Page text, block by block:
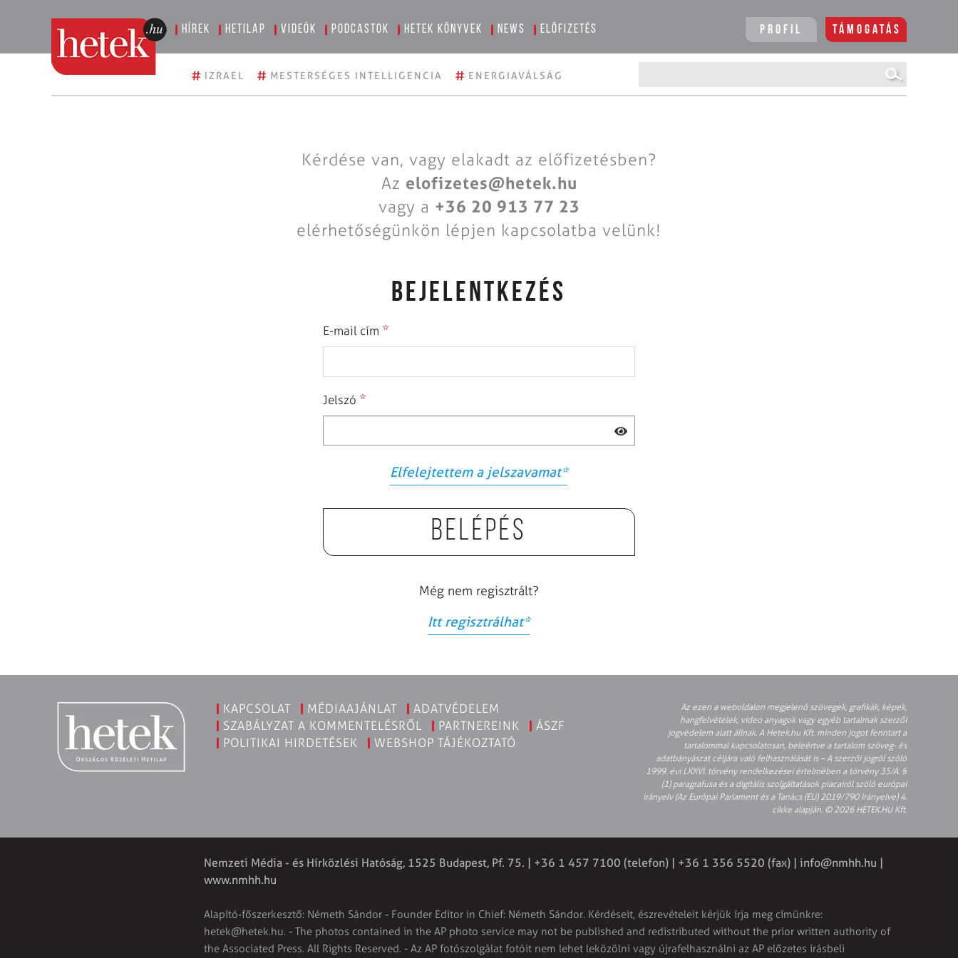
Hírek Hetilap Videók Podcastok Hetek könyvek News Előfizetés Profil Támogatás
# IZRAEL # MESTERSÉGES INTELLIGENCIA # ENERGIAVÁLSÁG
Kérdése van, vagy elakadt az előfizetésben?
Az elofizetes@hetek.hu
vagy a +36 20 913 77 23
elérhetőségünkön lépjen kapcsolatba velünk!
BEJELENTKEZÉS
E-mail cím *
Jelszó *
Elfelejtettem a jelszavamat*
Belépés
Még nem regisztrált?
Itt regisztrálhat*
KAPCSOLAT MÉDIAAJÁNLAT
ADATVÉDELEM
SZABÁLYZAT A KOMMENTELÉSRŐL
PARTNEREINK
ÁSZF
POLITIKAI HIRDETÉSEK
WEBSHOP TÁJÉKOZTATÓ
Az ezen a weboldalon megjelenő szövegek, grafikák, képek,
hangfelvételek, video anyagok vagy egyéb tartalmak szerzői
jogvédelem alatt állnak. A Hetek.hu Kft. minden jogot fenntart a
tartalommal kapcsolatosan, beleértve a tartalom szöveg- és
adatbányászat céljára való felhasználását is – A szerzői jogról szóló
1999. évi LXXVI. törvény rendelkezései értelmében a törvény 35/A. §
(1) paragrafusa és a digitális szolgáltatások piacairól szóló európai
irányelv (Az Európai Parlament és a Tanács (EU) 2019/790 Irányelve) 4.
cikke alapján. © 2026 HETEK.HU Kft.
Nemzeti Média - és Hírközlési Hatóság, 1525 Budapest, Pf. 75. | +36 1 457 7100 (telefon) | +36 1 356 5520 (fax) | info@nmhh.hu |
www.nmhh.hu
Alapító-főszerkesztő: Németh Sándor - Founder Editor in Chief: Németh Sándor. Kérdéseit, észrevételeit kérjük írja meg címünkre:
hetek@hetek.hu. - The photos contained in the AP photo service may not be published and redistributed without the prior written authority of
the Associated Press. All Rights Reserved. - Az AP fotószolgálat fotóit nem lehet leközölni vagy újrafelhasználni az AP előzetes írásbeli